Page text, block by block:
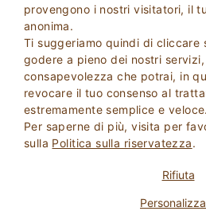
provengono i nostri visitatori, il
anonima.
Ti suggeriamo quindi di cliccare
godere a pieno dei nostri
consapevolezza che potrai, in
revocare il tuo consenso al
estremamente semplice e veloce.
Per saperne di più, visita per
sulla Politica sulla riservatezza.
Rifiuta
Cosa è Agriturismo.net?
Agriturismo.net è, da ormai quasi
per il turismo rurale e culturale in
attenzione all’offerta di alloggio in
sito è dedicato all'offerta di
la bellezza, la semplicità delle
l'unicità delle città d'arte italiane.
Cosa è Lodging.it?
Lodging.it è il portale dedicato
Come si prenota una vacanza?
infatti, scegliere la struttura che